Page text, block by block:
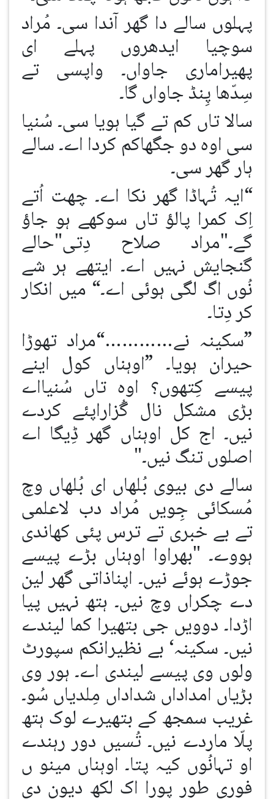
پہلوں سالے دا گھر آندا سی۔ مُراد
سوچیا ایدھروں پہلے ای
پھیراماری جاواں۔ واپسی تے
سِدّھا پِنڈ جاواں گا۔
سالا تاں کم تے گیا ہویا سی۔ سُنیا
سی اوہ دو جگھاکم کردا اے۔ سالے
ہار گھر سی۔
“ایہ تُہاڈا گھر نکا اے۔ چھت اُتے
اِک کمرا پالؤ تاں سوکھے ہو جاؤ
گے۔"مراد صلاح دِتی"حالے
گنجایش نہیں اے۔ ایتھے ہر شے
نُوں اگ لگی ہوئی اے۔“ میں انکار
کر دِتا۔
”سکینہ نے…………“مراد تھوڑا
حیران ہویا۔ ”اوہناں کول اینے
پیسے کِتھوں؟ اوہ تاں سُنیااے
بڑی مشکل نال گُزاراپئے کردے
نیں۔ اج کل اوہناں گھر ڈِیگا اے
اصلوں تنگ نیں۔"
سالے دی بیوی بُلھاں ای بُلھاں وچ
مُسکائی جِویں مُراد دب لاعلمی
تے بے خبری تے ترس پئی کھاندی
ہووے۔ "بھراوا اوہناں بڑے پیسے
جوڑے ہوئے نیں۔ اپناذاتی گھر لین
دے چکراں وچ نیں۔ ہتھ نہیں پیا
اڑدا۔ دوویں جی بتھیرا کما لیندے
نیں۔ سکینہ‘ بے نظیرانکم سپورٹ
ولوں وی پیسے لیندی اے۔ ہور وی
بڑیاں امداداں شداداں مِلدیاں سُو۔
غریب سمجھ کے بتھیرے لوک ہتھ
پلّا ماردے نیں۔ تُسیں دور رہندے
او تہانُوں کیہ پتا۔ اوہناں مینو ں
فوری طور پورا اک لکھ دیون دی